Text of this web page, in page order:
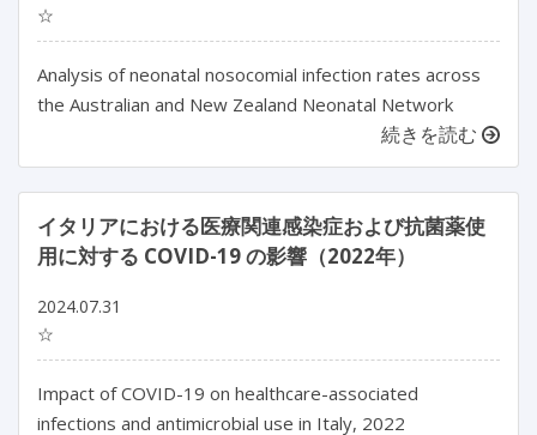
☆
Analysis of neonatal nosocomial infection rates across
the Australian and New Zealand Neonatal Network
続きを読む
イタリアにおける医療関連感染症および抗菌薬使
用に対する COVID-19 の影響（2022年）
2024.07.31
☆
Impact of COVID-19 on healthcare-associated
infections and antimicrobial use in Italy, 2022